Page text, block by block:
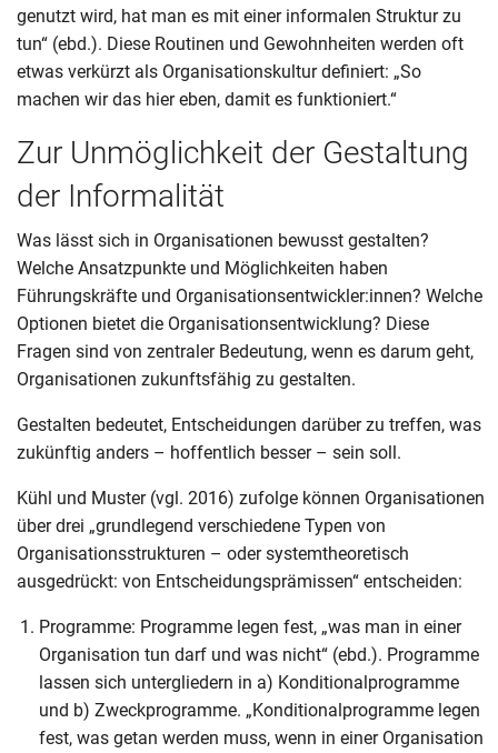
genutzt wird, hat man es mit einer informalen Struktur zu
tun“ (ebd.). Diese Routinen und Gewohnheiten werden oft
etwas verkürzt als Organisationskultur definiert: „So
machen wir das hier eben, damit es funktioniert.“
Zur Unmöglichkeit der Gestaltung
der Informalität
Was lässt sich in Organisationen bewusst gestalten?
Welche Ansatzpunkte und Möglichkeiten haben
Führungskräfte und Organisationsentwickler:innen? Welche
Optionen bietet die Organisationsentwicklung? Diese
Fragen sind von zentraler Bedeutung, wenn es darum geht,
Organisationen zukunftsfähig zu gestalten.
Gestalten bedeutet, Entscheidungen darüber zu treffen, was
zukünftig anders – hoffentlich besser – sein soll.
Kühl und Muster (vgl. 2016) zufolge können Organisationen
über drei „grundlegend verschiedene Typen von
Organisationsstrukturen – oder systemtheoretisch
ausgedrückt: von Entscheidungsprämissen“ entscheiden:
Programme: Programme legen fest, „was man in einer
Organisation tun darf und was nicht“ (ebd.). Programme
lassen sich untergliedern in a) Konditionalprogramme
und b) Zweckprogramme. „Konditionalprogramme legen
fest, was getan werden muss, wenn in einer Organisation